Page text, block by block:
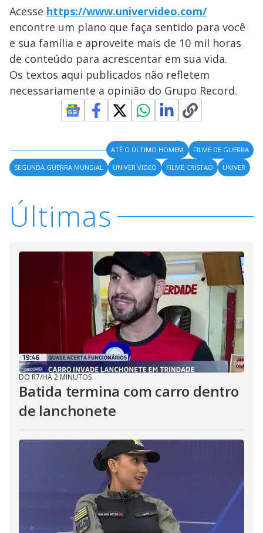
Acesse https://www.univervideo.com/
encontre um plano que faça sentido para você
e sua família e aproveite mais de 10 mil horas
de conteúdo para acrescentar em sua vida.
Os textos aqui publicados não refletem
necessariamente a opinião do Grupo Record.
ATÉ O ÚLTIMO HOMEM
FILME DE GUERRA
SEGUNDA GUERRA MUNDIAL
UNIVER VIDEO FILME CRISTAO UNIVER
Últimas
DO R7/HÁ 2 MINUTOS
Batida termina com carro dentro
de lanchonete